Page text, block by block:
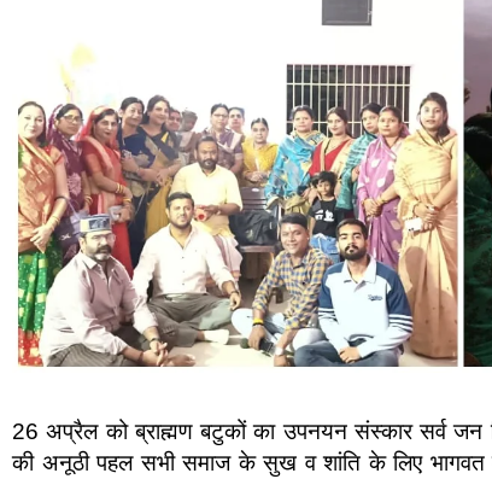
26 अप्रैल को ब्राह्मण बटुकों का उपनयन संस्कार सर्व
की अनूठी पहल सभी समाज के सुख व शांति के लिए भागवत